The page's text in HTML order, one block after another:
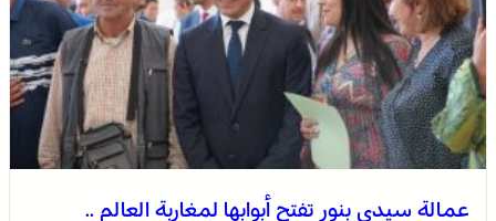
عمالة سيدي بنور تفتح أبوابها لمغاربة العالم ..
للمغاربة المقيمين بالخارج